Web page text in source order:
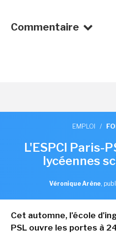
Commentaire
EMPLOI /
L'ESPCI Paris-
lycéennes
Véronique Arène,
Cet automne, l'école
PSL ouvre les portes à